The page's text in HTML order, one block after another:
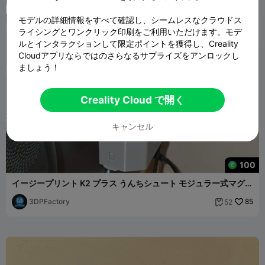
100
イージープリント K2 プラス うんちシュート モジュラー式マグネ
ットごみ箱
3DPFactory  52 85
モデルの詳細情報をすべて確認し、シームレスなクラウドス
ライシングとワンクリック印刷をご利用いただけます。モデ
ルとインタラクションして限定ポイントを獲得し、Creality
Cloudアプリならではのさらなるサプライズをアンロックし
ましょう！
Creality Cloud で開く
キャンセル